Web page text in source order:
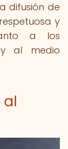
difusión de
y
a los
al medio